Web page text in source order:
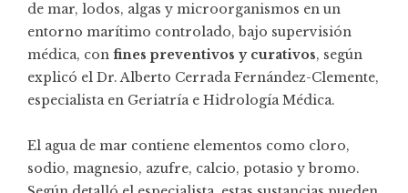
de mar, lodos, algas y microorganismos en un
entorno marítimo controlado, bajo supervisión
médica, con fines preventivos y curativos, según
explicó el Dr. Alberto Cerrada Fernández-Clemente,
especialista en Geriatría e Hidrología Médica.
El agua de mar contiene elementos como cloro,
sodio, magnesio, azufre, calcio, potasio y bromo.